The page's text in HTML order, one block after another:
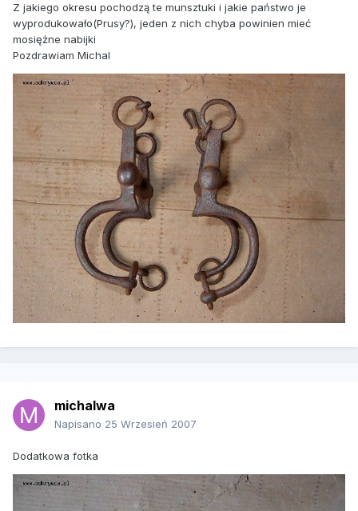
Z jakiego okresu pochodzą te munsztuki i jakie państwo je
wyprodukowało(Prusy?), jeden z nich chyba powinien mieć
mosiężne nabijki
Pozdrawiam Michal
michalwa
Napisano 25 Wrzesień 2007
Dodatkowa fotka